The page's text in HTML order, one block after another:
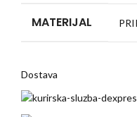
MATERIJAL
Dostava